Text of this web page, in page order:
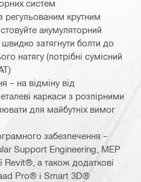
систем
регульованим крутним
акумуляторний
затягнути болти до
натягу (потрібні сумісний
– на відміну від
каркаси з розпірними
для майбутніх вимог
забезпечення –
Support Engineering, MEP
Revit®, а також додаткові
Pro® і Smart 3D®